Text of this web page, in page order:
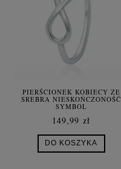
PIERŚCIONEK KOBIECY ZE
SREBRA NIESKOŃCZONOŚĆ
SYMBOL
149,99 zł
DO KOSZYKA